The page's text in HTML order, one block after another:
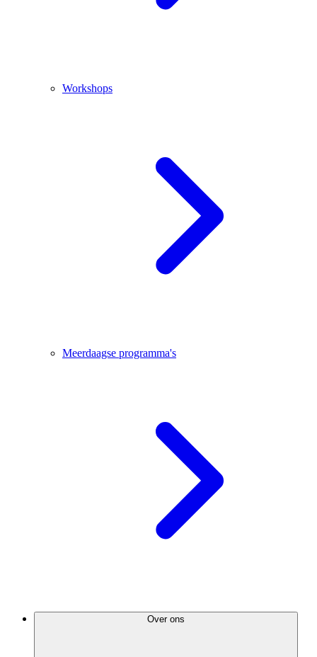
Workshops
Meerdaagse programma's
Over ons